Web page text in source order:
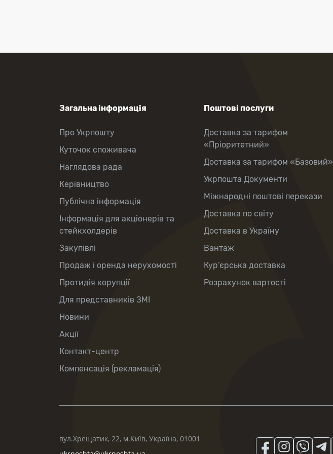
Загальна інформація
Про Укрпошту
Куточок споживача
Наглядова рада
Керівництво
Публічна інформація
Інформація для акціонерів та
стейкхолдерів
Закупівлі
Продаж і оренда нерухомості
Протидія корупції
Для представників ЗМІ
Новини
Акції
Контакт-центр
Компенсація (рекламація)
Поштові послуги
Доставка за тарифом
«Пріоритетний»
Доставка за тарифом «Базовий»
Укрпошта Документи
Міжнародні поштові перекази
Доставка по світу
Доставка в Україну
Вантаж
Кур’єрська доставка
Розрахунок вартості
вул.Хрещатик, 22, м.Київ, Україна, 01001